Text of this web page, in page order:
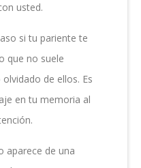
usted.
si tu pariente te
que no suele
de ellos. Es
en tu memoria al
aparece de una